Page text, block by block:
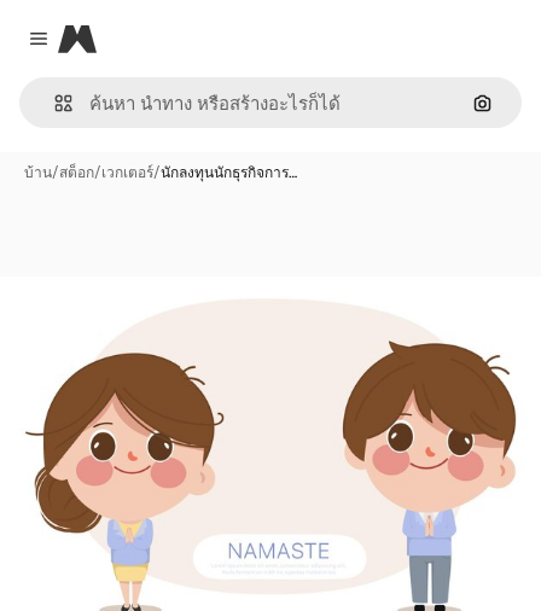
Close menu
Magnific
ค้นหา
บ้าน/สต็อก/เวกเตอร์/นักลงทุนนักธุรกิจการ…